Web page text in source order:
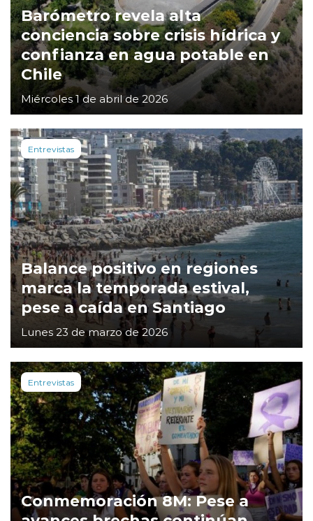
Barómetro revela alta
conciencia sobre crisis hídrica y
confianza en agua potable en
Chile
Miércoles 1 de abril de 2026
Entrevistas
Balance positivo en regiones
marca la temporada estival,
pese a caída en Santiago
Lunes 23 de marzo de 2026
Entrevistas
Conmemoración 8M: Pese a